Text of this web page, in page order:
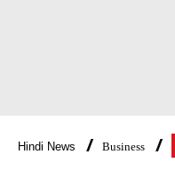
Hindi News Business